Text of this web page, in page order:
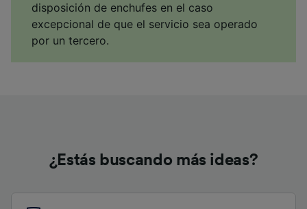
disposición de enchufes en el caso
excepcional de que el servicio sea operado
por un tercero.
¿Estás buscando más ideas?